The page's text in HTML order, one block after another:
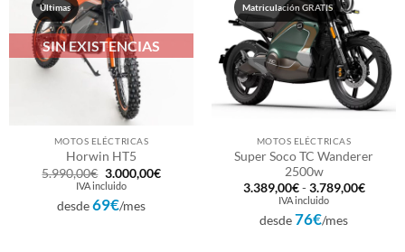
Últimas
SIN EXISTENCIAS
MOTOS ELÉCTRICAS
Horwin HT5
5.990,00€ El
precio
era:
3.000,00€El
IVA incluido
desde69€/mes
Matriculación GRATIS
MOTOS ELÉCTRICAS
Super Soco TC Wanderer
2500w
3.389,00€ - 3.789,00€Rango
IVA incluido
desde76€/mes